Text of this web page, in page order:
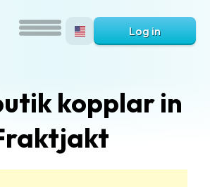
Log in
kopplar in